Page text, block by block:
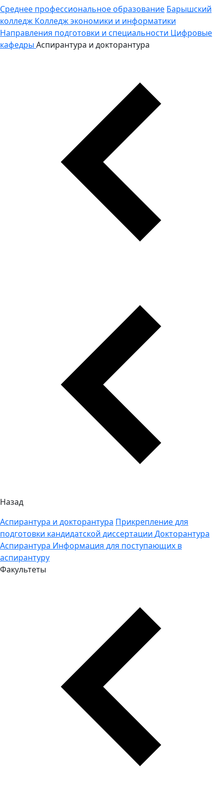
Среднее профессиональное образование Барышский
колледж Колледж экономики и информатики
Направления подготовки и специальности Цифровые
кафедры Аспирантура и докторантура
Назад
Аспирантура и докторантура Прикрепление для
подготовки кандидатской диссертации Докторантура
Аспирантура Информация для поступающих в
аспирантуру
Факультеты